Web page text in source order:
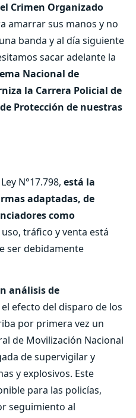
Crimen Organizado
amarrar sus manos y no
banda y al día siguiente
sacar adelante la
Nacional de
la Carrera Policial de
Protección de nuestras
N°17.798, está la
adaptadas, de
como
uso, tráfico y venta está
ser debidamente
análisis de
efecto del disparo de los
por primera vez un
de Movilización Nacional
de supervigilar y
y explosivos. Este
para las policías,
seguimiento al